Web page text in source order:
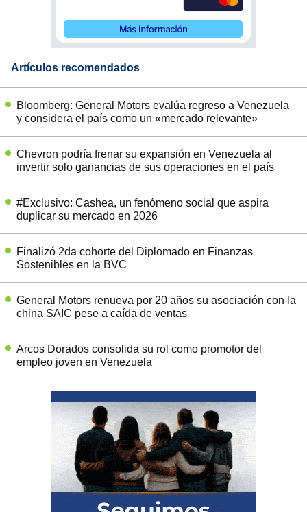
Artículos recomendados
Bloomberg: General Motors evalúa regreso a Venezuela
y considera el país como un «mercado relevante»
Chevron podría frenar su expansión en Venezuela al
invertir solo ganancias de sus operaciones en el país
#Exclusivo: Cashea, un fenómeno social que aspira
duplicar su mercado en 2026
Finalizó 2da cohorte del Diplomado en Finanzas
Sostenibles en la BVC
General Motors renueva por 20 años su asociación con la
china SAIC pese a caída de ventas
Arcos Dorados consolida su rol como promotor del
empleo joven en Venezuela